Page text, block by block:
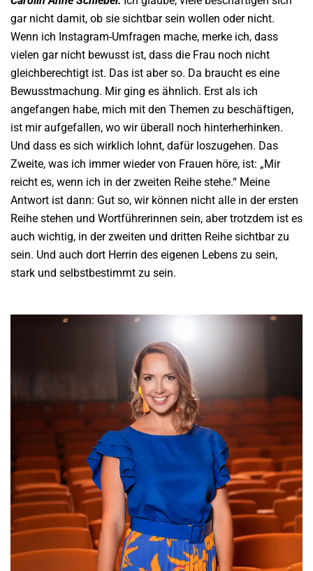
gar nicht damit, ob sie sichtbar sein wollen oder nicht.
Wenn ich Instagram-Umfragen mache, merke ich, dass
vielen gar nicht bewusst ist, dass die Frau noch nicht
gleichberechtigt ist. Das ist aber so. Da braucht es eine
Bewusstmachung. Mir ging es ähnlich. Erst als ich
angefangen habe, mich mit den Themen zu beschäftigen,
ist mir aufgefallen, wo wir überall noch hinterherhinken.
Und dass es sich wirklich lohnt, dafür loszugehen. Das
Zweite, was ich immer wieder von Frauen höre, ist: „Mir
reicht es, wenn ich in der zweiten Reihe stehe.“ Meine
Antwort ist dann: Gut so, wir können nicht alle in der ersten
Reihe stehen und Wortführerinnen sein, aber trotzdem ist es
auch wichtig, in der zweiten und dritten Reihe sichtbar zu
sein. Und auch dort Herrin des eigenen Lebens zu sein,
stark und selbstbestimmt zu sein.